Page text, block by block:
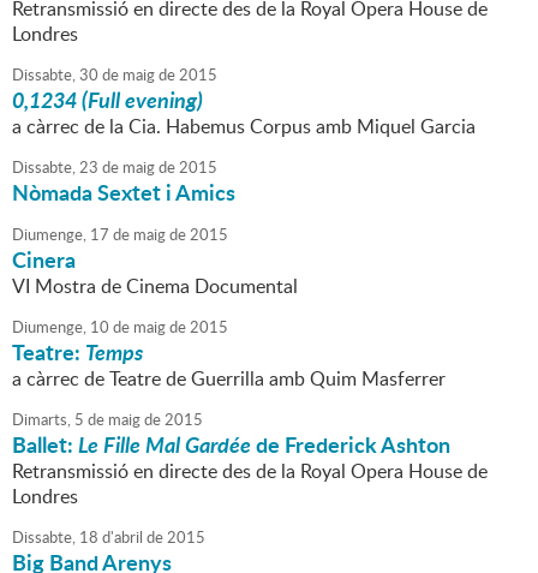
Retransmissió en directe des de la Royal Opera House de
Londres
Dissabte,30 de maigde2015
0,1234 (Full evening)
a càrrec de la Cia. Habemus Corpus amb Miquel Garcia
Dissabte,23 de maigde2015
Nòmada Sextet i Amics
Diumenge, 17 de maigde2015
Cinera
VI Mostra de Cinema Documental
Diumenge, 10 de maigde2015
Teatre: Temps
a càrrec de Teatre de Guerrilla amb Quim Masferrer
Dimarts, 5 de maigde2015
Ballet:Le Fille Mal Gardéede Frederick Ashton
Retransmissió en directe des de la Royal Opera House de
Londres
Dissabte, 18 d'abril de2015
Big Band Arenys